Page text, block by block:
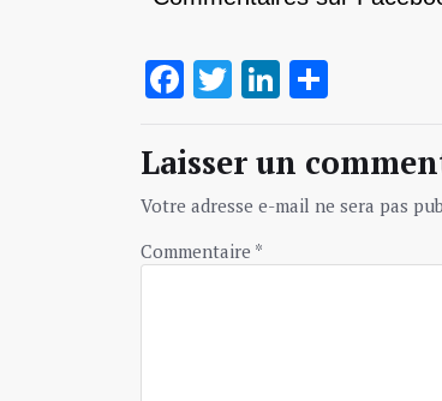
Facebook
TwitterLinkedIn
Laisser un
Votre adresse e-mail ne sera pas
Commentaire *